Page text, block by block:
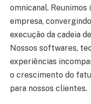
omnicanal. Reunimos
empresa,
execução da cadeia
Nossos softwares,
experiências
o crescimento do
para nossos clientes.